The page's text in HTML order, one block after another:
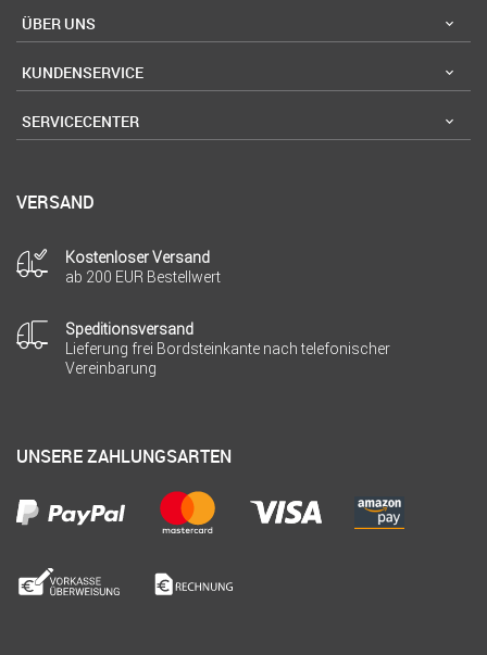
ÜBER UNS
KUNDENSERVICE
SERVICECENTER
VERSAND
Kostenloser Versand
ab 200 EUR Bestellwert
Speditionsversand
Lieferung frei Bordsteinkante nach telefonischer
Vereinbarung
UNSERE ZAHLUNGSARTEN